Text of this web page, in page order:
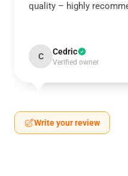
quality – highly
C Cedric
Verified owner
Write your review